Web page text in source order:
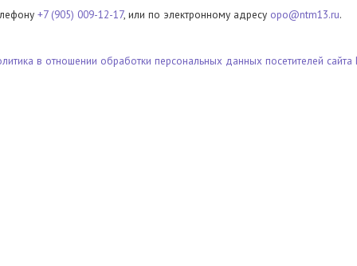
+7 (905) 009-12-17, или по электронному адресу opo@ntm13.ru.
в отношении обработки персональных данных посетителей